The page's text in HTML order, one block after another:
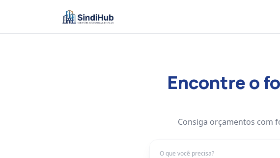
Encontre o
Consiga orçamentos com
O que você precisa?